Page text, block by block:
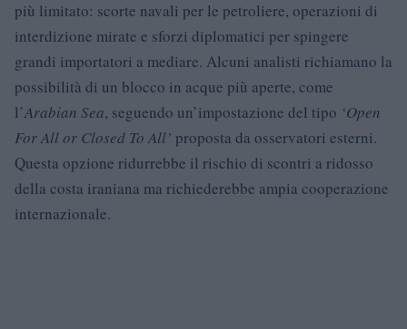
più limitato: scorte navali per le petroliere, operazioni di
interdizione mirate e sforzi diplomatici per spingere
grandi importatori a mediare. Alcuni analisti richiamano la
possibilità di un blocco in acque più aperte, come
l’Arabian Sea, seguendo un’impostazione del tipo ‘Open
For All or Closed To All’ proposta da osservatori esterni.
Questa opzione ridurrebbe il rischio di scontri a ridosso
della costa iraniana ma richiederebbe ampia cooperazione
internazionale.